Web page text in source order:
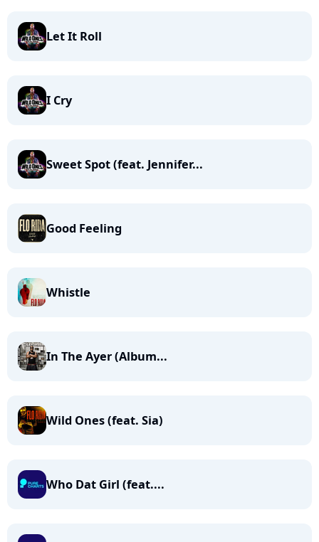
Let It Roll
I Cry
Sweet Spot (feat. Jennifer...
Good Feeling
Whistle
In The Ayer (Album...
Wild Ones (feat. Sia)
Who Dat Girl (feat....